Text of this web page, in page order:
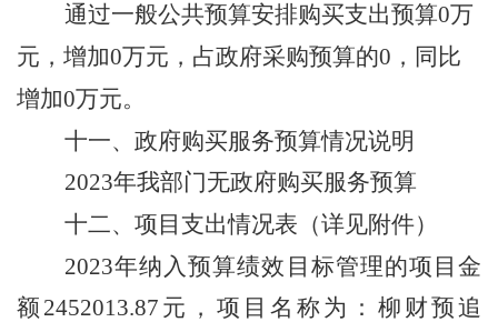
通过一般公共预算安排购买支出预算0万
元，增加0万元，占政府采购预算的0 ，同比
增加0万元。
十一、政府购买服务预算情况说明
2023年我部门无政府购买服务预算
十二、 项目支出情况表（详见附件）
2023年纳入预算绩效目标管理的项目金
额 2452013.87 元，项目 名称为：柳财预追